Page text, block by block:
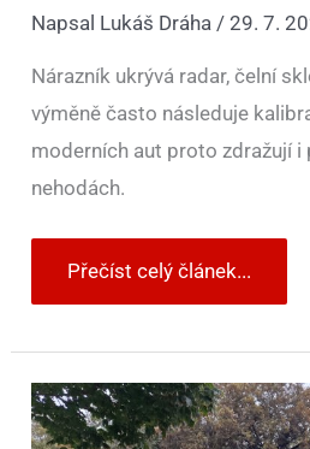
Napsal Lukáš Dráha/29. 7.
Nárazník ukrývá radar, čelní
výměně často následuje
moderních aut proto zdražují i
nehodách.
Přečíst celý článek...
Nepojízdné
vraky
dostanou